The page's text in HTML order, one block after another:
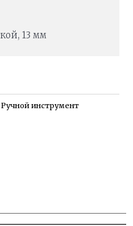
13 мм
Ручной инструмент